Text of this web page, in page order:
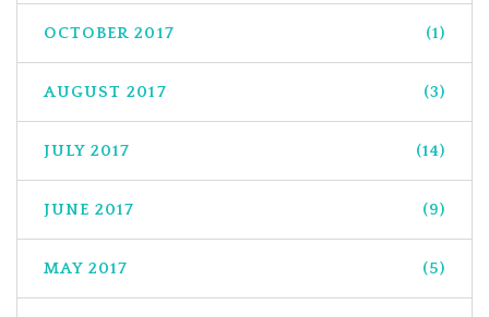
OCTOBER 2017 (1)
AUGUST 2017 (3)
JULY 2017 (14)
JUNE 2017 (9)
MAY 2017 (5)